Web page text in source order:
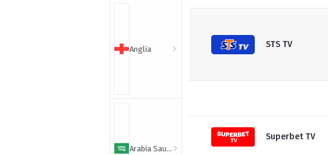
Anglia
Arabia Saudyjska
STS TV
Superbet TV